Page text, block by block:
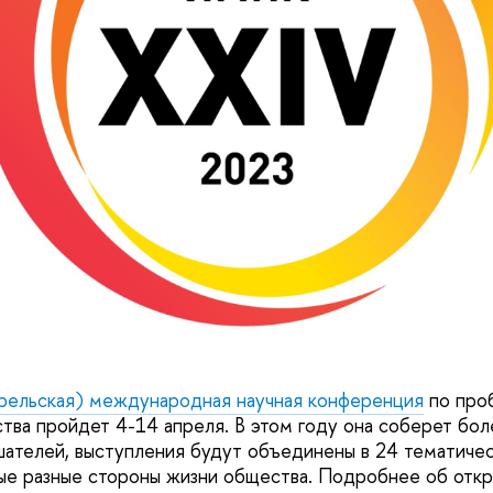
международная научная конференция по
пройдет 4-14 апреля. В этом году она соберет
выступления будут объединены в 24
разные стороны жизни общества. Подробнее об